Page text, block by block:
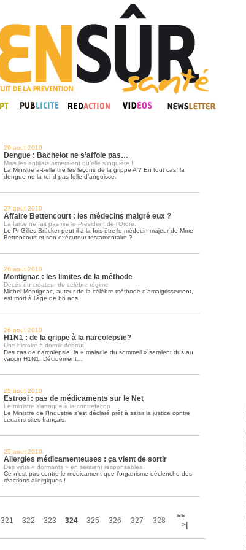
29 aout 2010
Dengue : Bachelot ne s’affole pas…
Mais les antillais aimeraient qu’elle s’inquiète !
La Ministre a-t-elle tiré les leçons de la grippe A ? En tout cas, la
dengue ne la rend pas folle d’angoisse.
27 aout 2010
Affaire Bettencourt : les médecins malgré eux ?
La farce ne fait pas rire le Président de l’Ordre.
Le Pr Gilles Brücker peut-il à la fois être le médecin majeur de Mme
Bettencourt et son exécuteur testamentaire ?
26 aout 2010
Montignac : les limites de la méthode
Décès du créateur du célèbre régime
Michel Montignac, auteur de la célèbre méthode d’amaigrissement,
est mort à l’âge de 66 ans.
26 aout 2010
H1N1 : de la grippe à la narcolepsie?
Une histoire à dormir debout
Des cas de narcolepsie, la « maladie du sommeil » seraient dus au
vaccin H1N1. Décidément…
25 aout 2010
Estrosi : pas de médicaments sur le Net
Le ministre s’attaque à la contrefaçon
Le Ministre de l’Industrie s’est déclaré prêt à saisir la justice contre
certains sites français.
25 aout 2010
Allergies médicamenteuses : ça vient de sortir
Des virus « dormants » en seraient responsables
Ce n’est pas contre le médicament que l’organisme déclenche des
réactions allergiques !
321 322 323 324 325 326 327 328
>>
>|